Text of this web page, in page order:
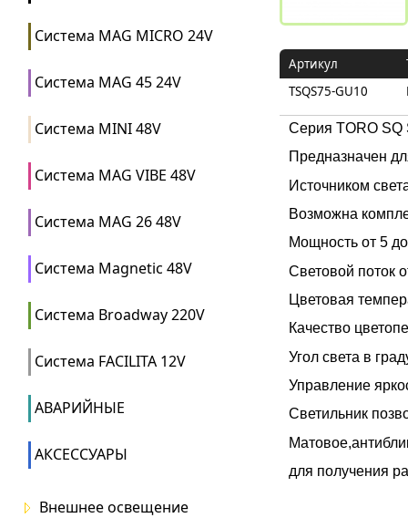
Система MAG MICRO 24V
Система MAG 45 24V
Система MINI 48V
Система MAG VIBE 48V
Система MAG 26 48V
Система Magnetic 48V
Система Broadway 220V
Система FACILITA 12V
АВАРИЙНЫЕ
АКСЕССУАРЫ
Внешнее освещение
Артикул
TSQS75-GU10
Серия TORO SQ
Предназначен
Источником
Возможна
Мощность от 5
Световой поток
Цветовая
Качество
Угол света в
Управление
Светильник
для получения